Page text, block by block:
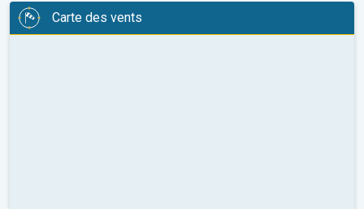
Carte des vents